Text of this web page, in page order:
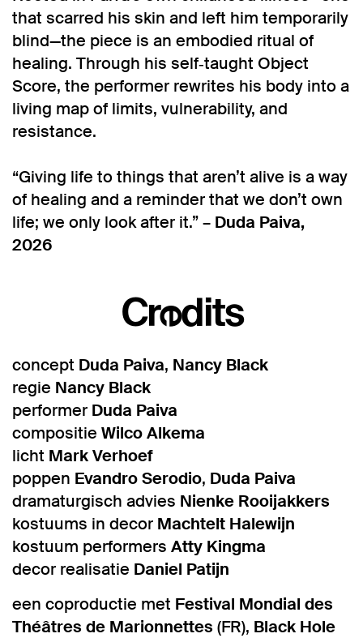
that scarred his skin and left him temporarily
blind—the piece is an embodied ritual of
healing. Through his self‑taught Object
Score, the performer rewrites his body into a
living map of limits, vulnerability, and
resistance.
“Giving life to things that aren’t alive is a way
of healing and a reminder that we don’t own
life; we only look after it.” – Duda Paiva,
2026
Credits
concept Duda Paiva, Nancy Black
regie Nancy Black
performer Duda Paiva
compositie Wilco Alkema
licht Mark Verhoef
poppen Evandro Serodio, Duda Paiva
dramaturgisch advies Nienke Rooijakkers
kostuums in decor Machtelt Halewijn
kostuum performers Atty Kingma
decor realisatie Daniel Patijn
een coproductie met Festival Mondial des
Théâtres de Marionnettes (FR), Black Hole